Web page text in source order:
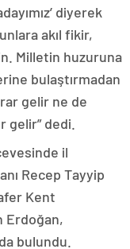
diyerek
akıl fikir,
Milletin huzuruna
bulaştırmadan
gelir ne de
gelir” dedi.
il
Recep Tayyip
Kent
Erdoğan,
bulundu.